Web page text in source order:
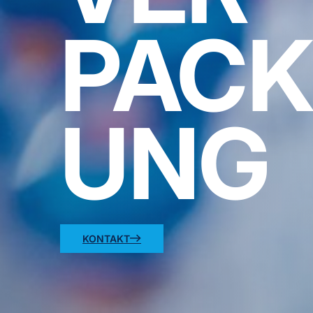
PACK
UNG
KONTAKT